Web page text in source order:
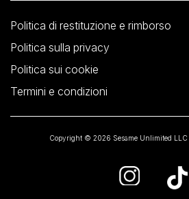
Politica di restituzione e rimborso
Politica sulla privacy
Politica sui cookie
Termini e condizioni
Copyright © 2026 Sesame Unlimited